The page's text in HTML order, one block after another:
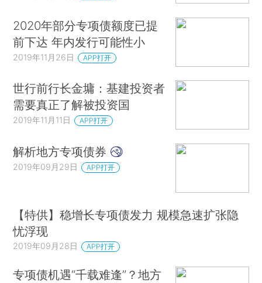
2020年部分专项债额度已提
前下达 年内发行可能性小
2019年11月26日 APP打开
世行前行长金墉：基建投资者
需要真正了解被投资国
2019年11月11日 APP打开
解析地方专项债券
2019年09月29日 APP打开
【特供】稳增长专项债发力 规模急速扩张隐
忧浮现
2019年09月28日 APP打开
专项债机遇“千载难逢”？地方